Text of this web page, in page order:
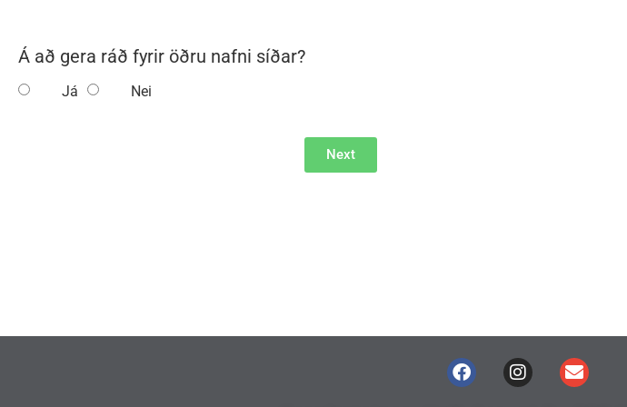
Á að gera ráð fyrir öðru nafni síðar?
Já Nei
Next